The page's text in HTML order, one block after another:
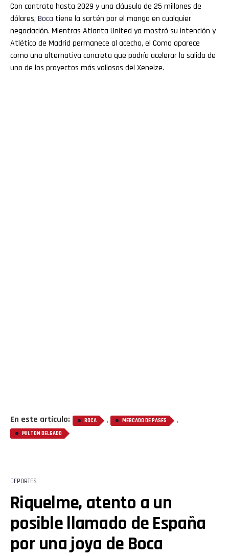
Con contrato hasta 2029 y una cláusula de 25 millones de
dólares, Boca tiene la sartén por el mango en cualquier
negociación. Mientras Atlanta United ya mostró su intención y
Atlético de Madrid permanece al acecho, el Como aparece
como una alternativa concreta que podría acelerar la salida de
uno de los proyectos más valiosos del Xeneize.
En este artículo: BOCA , MERCADO DE PASES ,
MILTON DELGADO
DEPORTES
Riquelme, atento a un
posible llamado de España
por una joya de Boca